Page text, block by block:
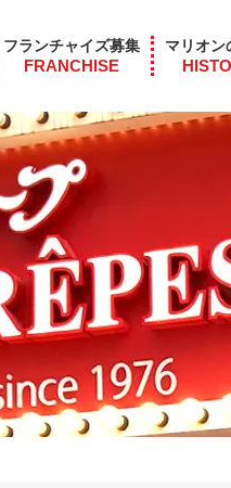
フランチャイズ募集
FRANCHISE
マリオン